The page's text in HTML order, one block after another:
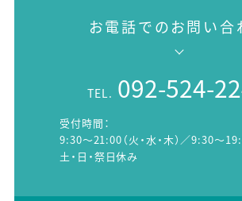
お電話でのお問い合
TEL. 092-524-
受付時間：
9:30～21:00（火・水・木）／9:30～
土・日・祭日休み